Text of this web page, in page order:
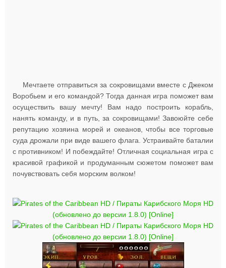
Мечтаете отправиться за сокровищами вместе с Джеком
Воробьем и его командой? Тогда данная игра поможет вам
осуществить вашу мечту! Вам надо построить корабль,
нанять команду, и в путь, за сокровищами! Завоюйте себе
репутацию хозяина морей и океанов, чтобы все торговые
суда дрожали при виде вашего флага. Устраивайте баталии
с противником! И побеждайте! Отличная социальная игра с
красивой графикой и продуманным сюжетом поможет вам
почувствовать себя морским волком!